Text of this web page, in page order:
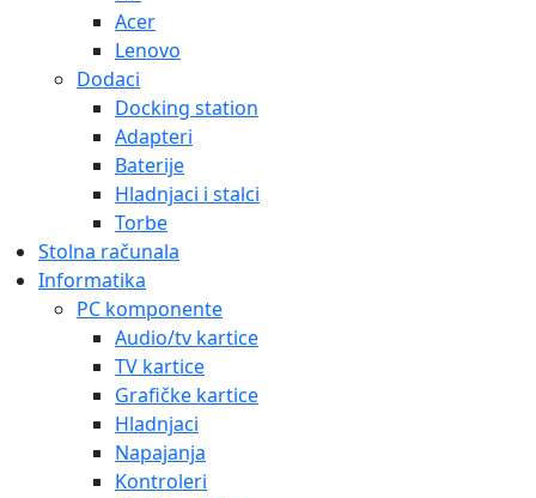
Acer
Lenovo
Dodaci
Docking station
Adapteri
Baterije
Hladnjaci i stalci
Torbe
Stolna računala
Informatika
PC komponente
Audio/tv kartice
TV kartice
Grafičke kartice
Hladnjaci
Napajanja
Kontroleri